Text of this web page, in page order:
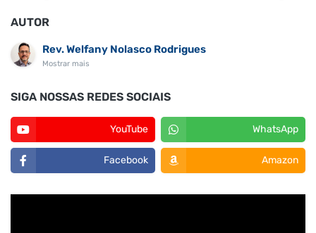
AUTOR
Rev. Welfany Nolasco Rodrigues
Mostrar mais
SIGA NOSSAS REDES SOCIAIS
YouTube WhatsApp
Facebook Amazon